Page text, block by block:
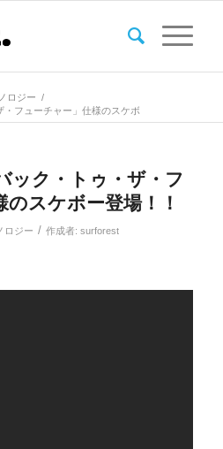
ロジー /
フューチャー」仕様のスケボ
ック・トゥ・ザ・フ
のスケボー登場！！
ロジー / 作成者: surforest